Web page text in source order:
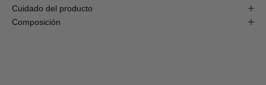
Cuidado del producto
Composición